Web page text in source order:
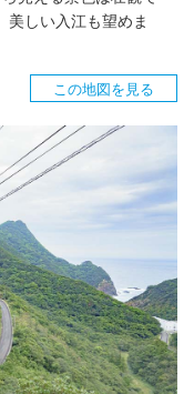
美しい入江も望めま
この地図を見る